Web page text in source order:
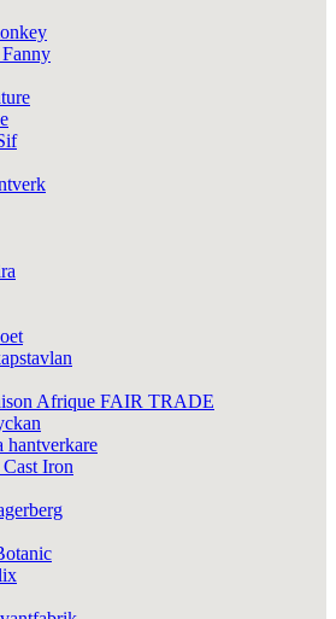
Afrique FAIR TRADE
hantverkare
Iron